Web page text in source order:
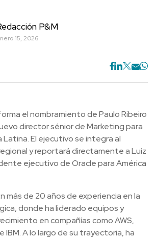
P&M
15, 2026
el nombramiento de Paulo Ribeiro
director sénior de Marketing para
Latina. El ejecutivo se integra al
y reportará directamente a Luiz
ejecutivo de Oracle para América
más de 20 años de experiencia en la
donde ha liderado equipos y
en compañías como AWS,
IBM. A lo largo de su trayectoria, ha